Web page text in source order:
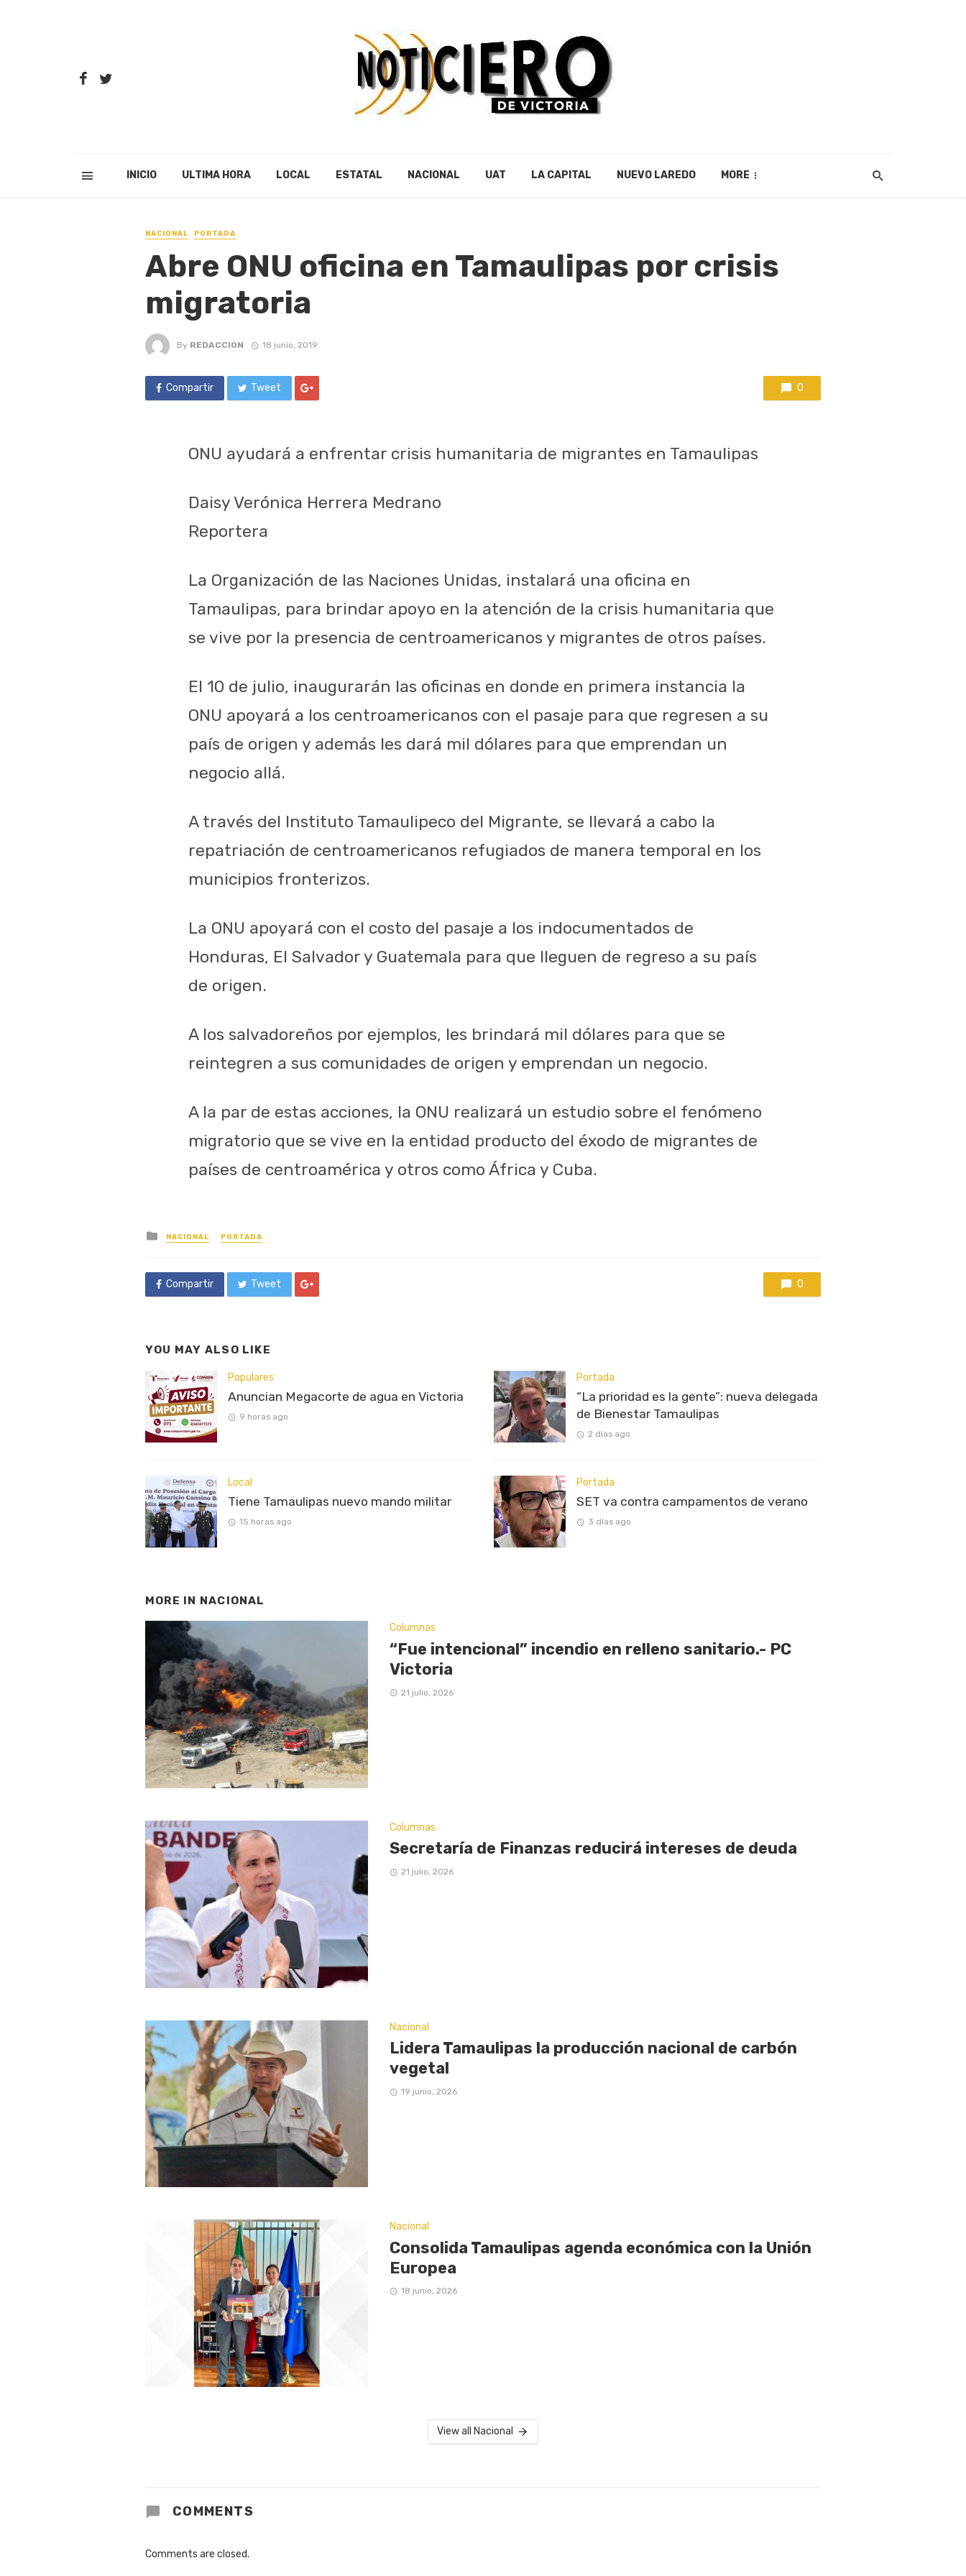
INICIO ULTIMA HORA LOCAL ESTATAL NACIONAL UAT LA CAPITAL NUEVO LAREDO MORE
NACIONAL PORTADA
Abre ONU oficina en Tamaulipas por crisis
migratoria
By REDACCION 18 junio, 2019
Compartir Tweet 0
ONU ayudará a enfrentar crisis humanitaria de migrantes en Tamaulipas
Daisy Verónica Herrera Medrano
Reportera
La Organización de las Naciones Unidas, instalará una oficina en
Tamaulipas, para brindar apoyo en la atención de la crisis humanitaria que
se vive por la presencia de centroamericanos y migrantes de otros países.
El 10 de julio, inaugurarán las oficinas en donde en primera instancia la
ONU apoyará a los centroamericanos con el pasaje para que regresen a su
país de origen y además les dará mil dólares para que emprendan un
negocio allá.
A través del Instituto Tamaulipeco del Migrante, se llevará a cabo la
repatriación de centroamericanos refugiados de manera temporal en los
municipios fronterizos.
La ONU apoyará con el costo del pasaje a los indocumentados de
Honduras, El Salvador y Guatemala para que lleguen de regreso a su país
de origen.
A los salvadoreños por ejemplos, les brindará mil dólares para que se
reintegren a sus comunidades de origen y emprendan un negocio.
A la par de estas acciones, la ONU realizará un estudio sobre el fenómeno
migratorio que se vive en la entidad producto del éxodo de migrantes de
países de centroamérica y otros como África y Cuba.
Posted
in
NACIONAL PORTADA
Compartir Tweet 0
YOU MAY ALSO LIKE
Populares
Anuncian Megacorte de agua en Victoria
9 horas ago
Local
Tiene Tamaulipas nuevo mando militar
15 horas ago
Portada
“La prioridad es la gente”: nueva delegada
de Bienestar Tamaulipas
2 días ago
Portada
SET va contra campamentos de verano
3 días ago
MORE IN NACIONAL
Columnas
“Fue intencional” incendio en relleno sanitario.- PC
Victoria
21 julio, 2026
Columnas
Secretaría de Finanzas reducirá intereses de deuda
21 julio, 2026
Nacional
Lidera Tamaulipas la producción nacional de carbón
vegetal
19 junio, 2026
Nacional
Consolida Tamaulipas agenda económica con la Unión
Europea
18 junio, 2026
View all Nacional
COMMENTS
Comments are closed.